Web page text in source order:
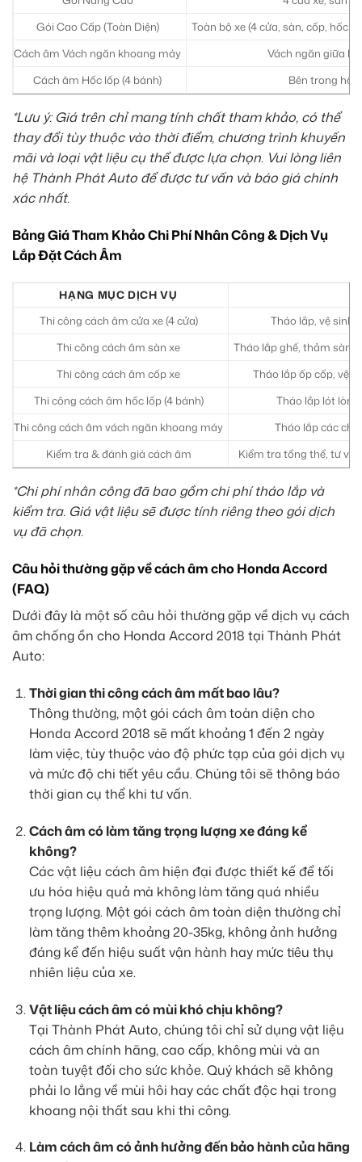
Gói Cao Cấp (Toàn Diện)
Toàn bộ xe (4 cửa, sàn, cốp, hốc
Cách âm Vách ngăn khoang máy
Vách ngăn giữa
Cách âm Hốc lốp (4 bánh)
Bên trong hốc
*Lưu ý: Giá trên chỉ mang tính chất tham khảo, có thể
thay đổi tùy thuộc vào thời điểm, chương trình khuyến
mãi và loại vật liệu cụ thể được lựa chọn. Vui lòng liên
hệ Thành Phát Auto để được tư vấn và báo giá chính
xác nhất.
Bảng Giá Tham Khảo Chi Phí Nhân Công & Dịch Vụ
Lắp Đặt Cách Âm
HẠNG MỤC DỊCH VỤ
Thi công cách âm cửa xe (4 cửa)
Tháo lắp, vệ
Thi công cách âm sàn xe
Tháo lắp ghế, thảm sàn,
Thi công cách âm cốp xe
Tháo lắp ốp cốp, vệ
Thi công cách âm hốc lốp (4 bánh)
Tháo lắp lót lòng
Thi công cách âm vách ngăn khoang máy
Tháo lắp các chi
Kiểm tra & đánh giá cách âm
Kiểm tra tổng thể, tư
*Chi phí nhân công đã bao gồm chi phí tháo lắp và
kiểm tra. Giá vật liệu sẽ được tính riêng theo gói dịch
vụ đã chọn.
Câu hỏi thường gặp về cách âm cho Honda Accord
(FAQ)
Dưới đây là một số câu hỏi thường gặp về dịch vụ cách
âm chống ồn cho Honda Accord 2018 tại Thành Phát
Auto:
Thời gian thi công cách âm mất bao lâu?
Thông thường, một gói cách âm toàn diện cho
Honda Accord 2018 sẽ mất khoảng 1 đến 2 ngày
làm việc, tùy thuộc vào độ phức tạp của gói dịch vụ
và mức độ chi tiết yêu cầu. Chúng tôi sẽ thông báo
thời gian cụ thể khi tư vấn.
Cách âm có làm tăng trọng lượng xe đáng kể
không?
Các vật liệu cách âm hiện đại được thiết kế để tối
ưu hóa hiệu quả mà không làm tăng quá nhiều
trọng lượng. Một gói cách âm toàn diện thường chỉ
làm tăng thêm khoảng 20-35kg, không ảnh hưởng
đáng kể đến hiệu suất vận hành hay mức tiêu thụ
nhiên liệu của xe.
Vật liệu cách âm có mùi khó chịu không?
Tại Thành Phát Auto, chúng tôi chỉ sử dụng vật liệu
cách âm chính hãng, cao cấp, không mùi và an
toàn tuyệt đối cho sức khỏe. Quý khách sẽ không
phải lo lắng về mùi hôi hay các chất độc hại trong
khoang nội thất sau khi thi công.
Làm cách âm có ảnh hưởng đến bảo hành của hãng